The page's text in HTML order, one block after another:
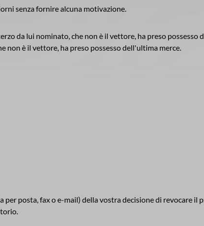
senza fornire alcuna motivazione.
da lui nominato, che non è il vettore, ha preso possesso
non è il vettore, ha preso possesso dell'ultima merce.
posta, fax o e-mail) della vostra decisione di revocare